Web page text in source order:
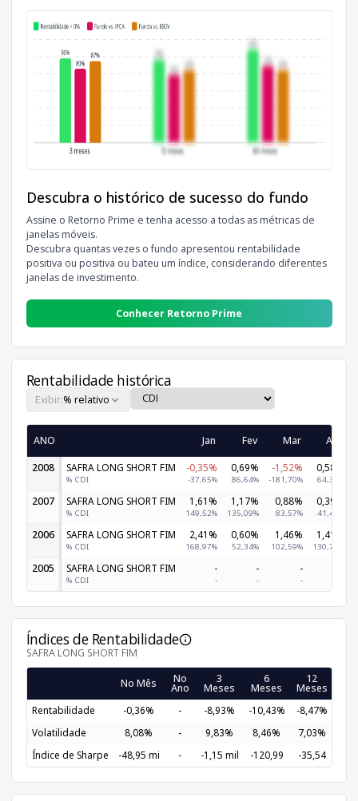
Descubra o histórico de sucesso do fundo
Assine o Retorno Prime e tenha acesso a todas as métricas de
janelas móveis.
Descubra quantas vezes o fundo apresentou rentabilidade
positiva ou positiva ou bateu um índice, considerando diferentes
janelas de investimento.
Conhecer Retorno Prime
Rentabilidade histórica
Exibir:% relativo
ANO Jan Fev Mar
Abr
2008
SAFRA LONG SHORT FIM
% CDI
-0,35%
-37,65%
0,69%
86,64%
-1,52%
-181,70%
0,58%
64,31%
2007 SAFRA LONG SHORT FIM
% CDI
1,61%
149,52%
1,17%
135,09%
0,88%
83,57%
0,39%
41,47%
2006 SAFRA LONG SHORT FIM
% CDI
2,41%
168,97%
0,60%
52,34%
1,46%
102,59%
1,41%
130,79%
2005 SAFRA LONG SHORT FIM
% CDI
-
-
-
-
-
-
Índices de Rentabilidade
SAFRA LONG SHORT FIM
No Mês No
Ano
3
Meses
6
Meses
12
Meses
Rentabilidade -0,36% - -8,93% -10,43% -8,47%
Volatilidade
8,08% - 9,83% 8,46% 7,03%
Índice de Sharpe
-48,95 mi - -1,15 mil -120,99 -35,54